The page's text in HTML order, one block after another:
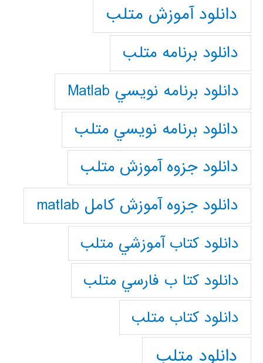
دانلود آموزش متلب
دانلود برنامه متلب
دانلود برنامه نويسي Matlab
دانلود برنامه نويسي متلب
دانلود جزوه آموزش متلب
دانلود جزوه آموزش کامل matlab
دانلود كتاب آموزشي متلب
دانلود كتا ب فارسي متلب
دانلود كتاب متلب
دانلود متلب